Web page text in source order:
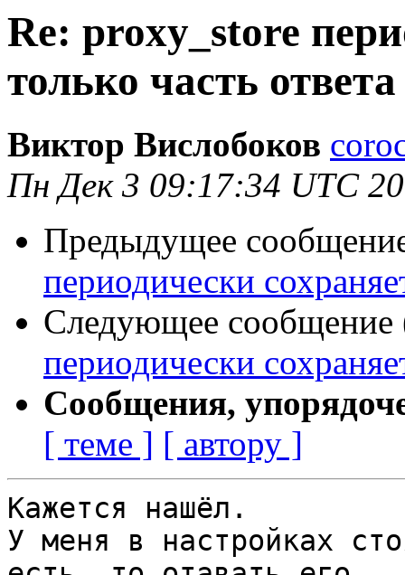
Re: proxy_store
только часть
Виктор Вислобоков
Пн Дек 3 09:17:34 UTC
Предыдущее
периодически
Следующее сообщение
периодически
Сообщения,
[ теме ] [ автору ]
Кажется нашёл.
У меня в настройках